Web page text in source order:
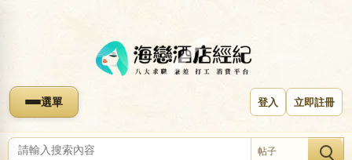
選單 登入 立即註冊
帖子